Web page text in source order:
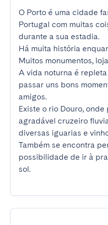
O Porto é uma cidade
Portugal com muitas
durante a sua estadia.
Há muita história
Muitos monumentos,
A vida noturna é
passar uns bons
amigos.
Existe o rio Douro,
agradável cruzeiro
diversas iguarias e
Também se encontra
possibilidade de ir à
sol.